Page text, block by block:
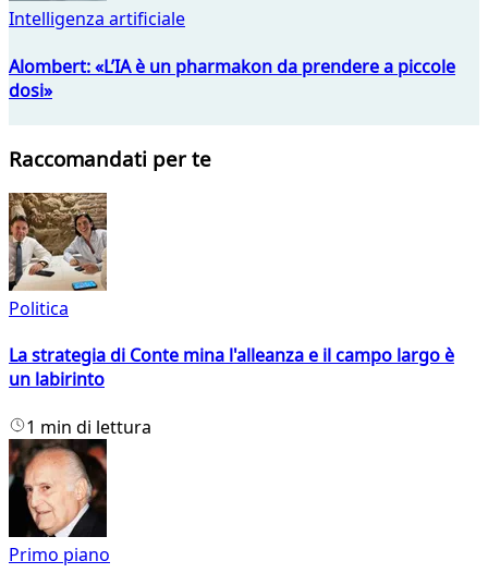
Intelligenza artificiale
Alombert: «L’IA è un pharmakon da prendere a piccole
dosi»
Raccomandati per te
Politica
La strategia di Conte mina l'alleanza e il campo largo è
un labirinto
1 min di lettura
Primo piano